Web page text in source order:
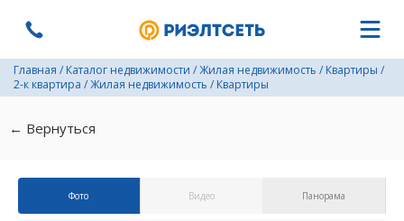
Главная / Каталог недвижимости /Жилая недвижимость / Квартиры /
2-к квартира /Жилая недвижимость / Квартиры
← Вернуться
Фото Видео Панорама